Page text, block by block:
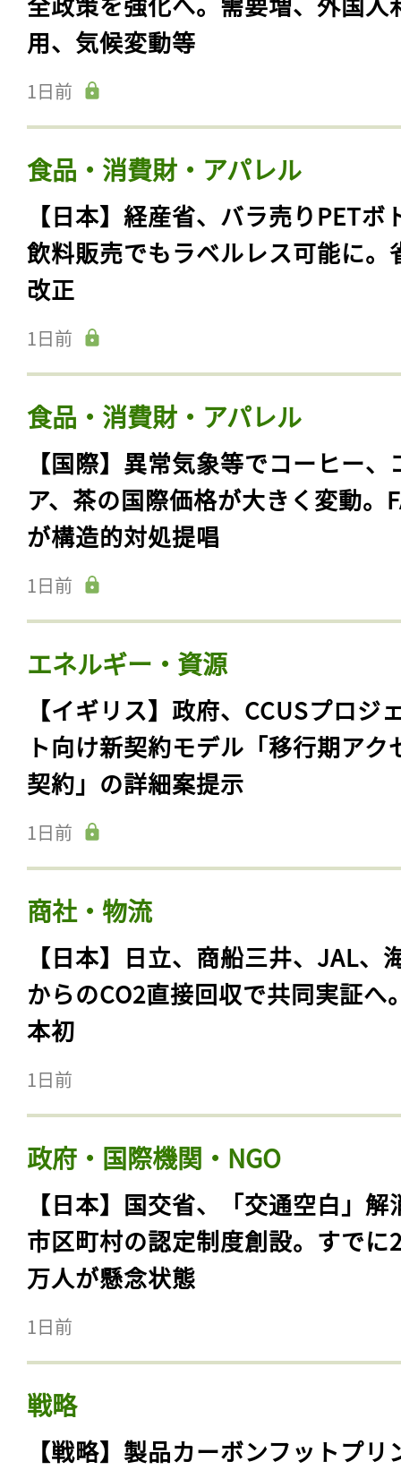
用、気候変動等
1日前
食品・消費財・アパレル
【日本】経産省、バラ売りPETボ
飲料販売でもラベルレス可能に。
改正
1日前
食品・消費財・アパレル
【国際】異常気象等でコーヒー、
ア、茶の国際価格が大きく変動。
が構造的対処提唱
1日前
エネルギー・資源
【イギリス】政府、CCUSプロジ
ト向け新契約モデル「移行期アク
契約」の詳細案提示
1日前
商社・物流
【日本】日立、商船三井、JAL、
からのCO2直接回収で共同実証へ
本初
1日前
政府・国際機関・NGO
【日本】国交省、「交通空白」解
市区町村の認定制度創設。すでに
万人が懸念状態
1日前
戦略
【戦略】製品カーボンフットプリ